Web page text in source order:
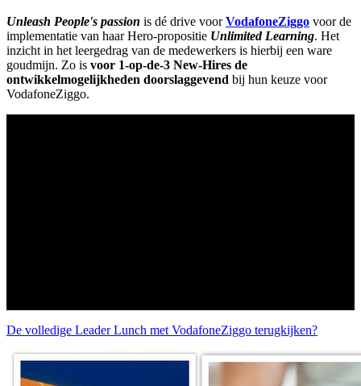
Unleash People's passion is dé drive voorVodafoneZiggo voor de
implementatie van haar Hero-propositie Unlimited Learning. Het
inzicht in het leergedrag van de medewerkers is hierbij een ware
goudmijn. Zo is voor 1-op-de-3 New-Hires de
ontwikkelmogelijkheden doorslaggevend bij hun keuze voor
VodafoneZiggo.
De volledige Leader Lunch met VodafoneZiggo terugkijken?